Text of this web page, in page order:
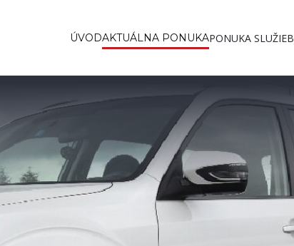
ÚVODAKTUÁLNA PONUKAPONUKA SLUŽIEB